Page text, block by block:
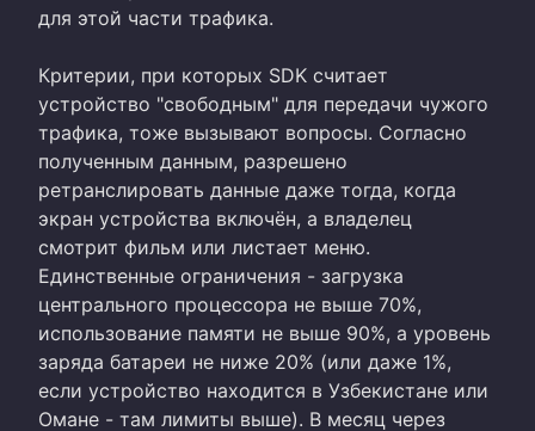
для этой части трафика.
Критерии, при которых SDK считает
устройство "свободным" для передачи чужого
трафика, тоже вызывают вопросы. Согласно
полученным данным, разрешено
ретранслировать данные даже тогда, когда
экран устройства включён, а владелец
смотрит фильм или листает меню.
Единственные ограничения - загрузка
центрального процессора не выше 70%,
использование памяти не выше 90%, а уровень
заряда батареи не ниже 20% (или даже 1%,
если устройство находится в Узбекистане или
Омане - там лимиты выше). В месяц через